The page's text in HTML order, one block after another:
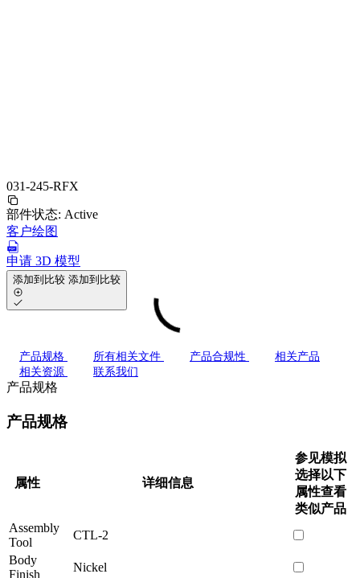
031-245-RFX
部件状态: Active
客户绘图
申请 3D 模型
添加到比较 添加到比较
产品规格 所有相关文件 产品合规性
相关产品
相关资源
联系我们
产品规格
产品规格
属性 详细信息
参见模拟
选择以下
属性查看
类似产品
Assembly
Tool
CTL-2
Body
Finish
Nickel